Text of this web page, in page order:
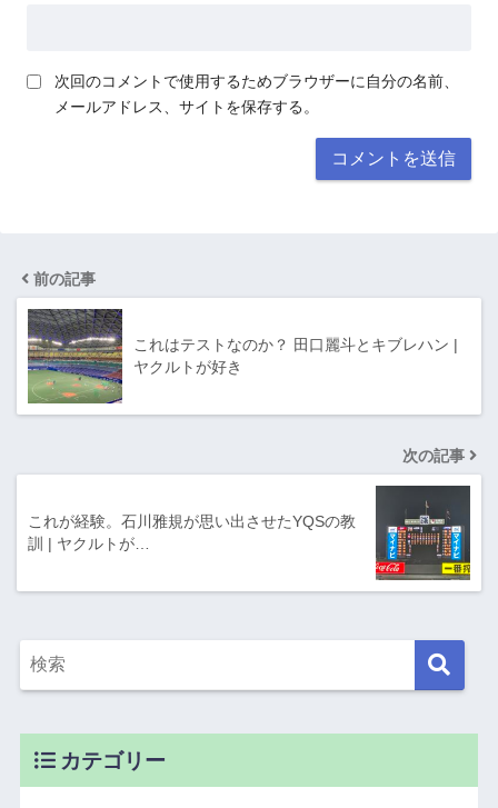
次回のコメントで使用するためブラウザーに自分の名前、
メールアドレス、サイトを保存する。
前の記事
これはテストなのか？ 田口麗斗とキブレハン |
ヤクルトが好き
次の記事
これが経験。石川雅規が思い出させたYQSの教
訓 | ヤクルトが…
カテゴリー